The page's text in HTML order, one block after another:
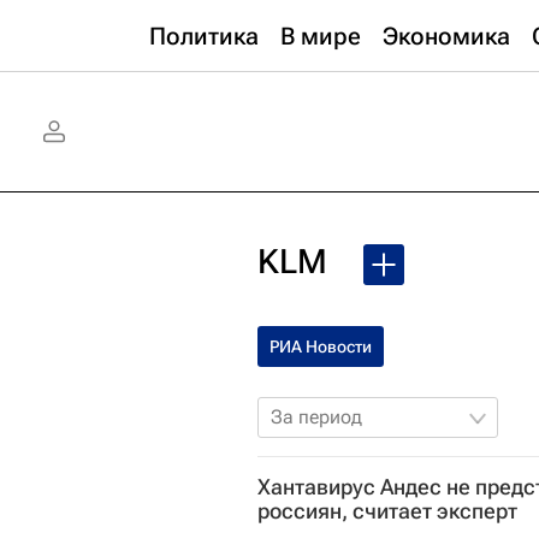
Политика В мире Экономика
KLM
РИА Новости
За период
Хантавирус Андес не
россиян, считает эксперт